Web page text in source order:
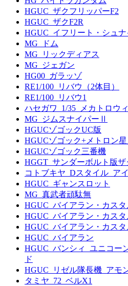
HGUC_ザクフリッパーF2
HGUC_ザクF2R
HGUC_イフリート・シュナ
MG_ドム
MG_リックディアス
MG_ジェガン
HG00_ガラッゾ
RE1/100_リバウ（2体目）
RE1/100_リバウ1
ハセガワ_1/35_メカトロウ
MG_ジムスナイパーⅡ
HGUCゾゴックUC版
HGUCゾゴック+メトロン星
HGUCゾゴック三番機
HGGT_サンダーボルト版
コトブキヤ_Dスタイル_ア
HGUC_ギャンスロット
MG_真武者頑駄無
HGUC_バイアラン・カスタ
HGUC_バイアラン・カスタ
HGUC_バイアラン・カスタ
HGUC_バイアラン
HGUC_バンシィ_ユニコー
ド
HGUC_リゼル隊長機_アモ
タミヤ_72_ベルX1